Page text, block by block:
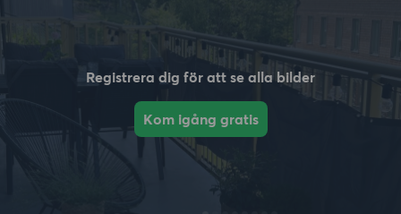
Registrera dig för att se alla bilder
Kom igång gratis